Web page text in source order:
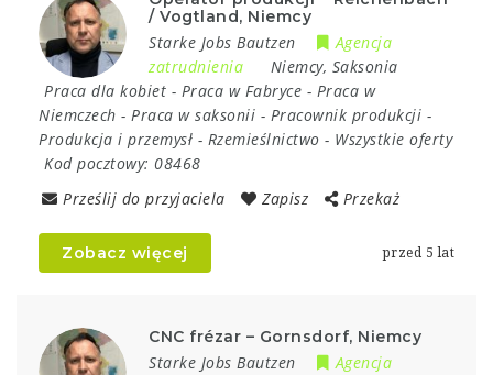
/ Vogtland, Niemcy
Starke Jobs Bautzen
Agencja
zatrudnienia
Niemcy, Saksonia
Praca dla kobiet - Praca w Fabryce - Praca w
Niemczech - Praca w saksonii - Pracownik produkcji -
Produkcja i przemysł - Rzemieślnictwo - Wszystkie oferty
Kod pocztowy: 08468
Prześlij do przyjaciela
Zapisz Przekaż
Zobacz więcej przed 5 lat
CNC frézar – Gornsdorf, Niemcy
Starke Jobs Bautzen
Agencja